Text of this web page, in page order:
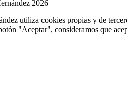
2026
utiliza cookies propias y de
"Aceptar", consideramos que